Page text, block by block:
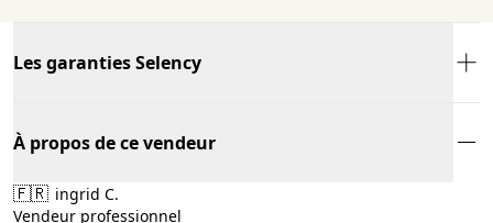
Les garanties Selency
À propos de ce vendeur
🇫🇷 ingrid C.
Vendeur professionnel